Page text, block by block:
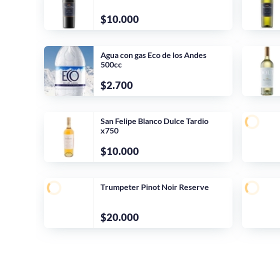
$10.000
Agua con gas Eco de los Andes
500cc
$2.700
San Felipe Blanco Dulce Tardio
x750
$10.000
Trumpeter Pinot Noir Reserve
$20.000